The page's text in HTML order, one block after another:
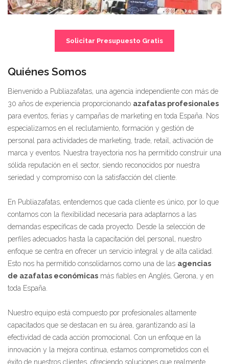
Solicitar Presupuesto Gratis
Quiénes Somos
Bienvenido a Publiazafatas, una agencia independiente con más de
30 años de experiencia proporcionando azafatas profesionales
para eventos, ferias y campañas de marketing en toda España. Nos
especializamos en el reclutamiento, formación y gestión de
personal para actividades de marketing, trade, retail, activación de
marca y eventos. Nuestra trayectoria nos ha permitido construir una
sólida reputación en el sector, siendo reconocidos por nuestra
seriedad y compromiso con la satisfacción del cliente.
En Publiazafatas, entendemos que cada cliente es único, por lo que
contamos con la flexibilidad necesaria para adaptarnos a las
demandas específicas de cada proyecto. Desde la selección de
perfiles adecuados hasta la capacitación del personal, nuestro
enfoque se centra en ofrecer un servicio integral y de alta calidad.
Esto nos ha permitido consolidarnos como una de las agencias
de azafatas económicas más fiables en Anglés, Gerona, y en
toda España.
Nuestro equipo está compuesto por profesionales altamente
capacitados que se destacan en su área, garantizando así la
efectividad de cada acción promocional. Con un enfoque en la
innovación y la mejora continua, estamos comprometidos con el
éxito de nuestros clientes, ofreciendo soluciones que realmente